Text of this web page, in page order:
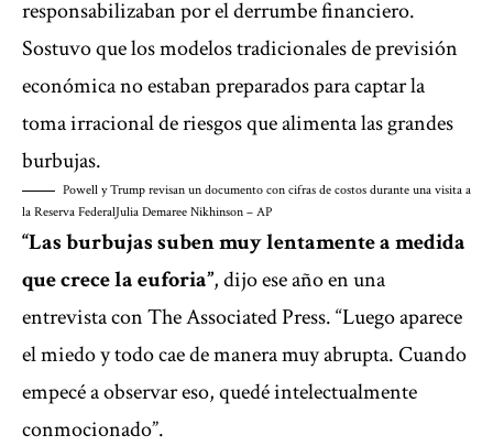
responsabilizaban por el derrumbe financiero.
Sostuvo que los modelos tradicionales de previsión
económica no estaban preparados para captar la
toma irracional de riesgos que alimenta las grandes
burbujas.
Powell y Trump revisan un documento con cifras de costos durante una visita a
la Reserva FederalJulia Demaree Nikhinson – AP
“Las burbujas suben muy lentamente a medida
que crece la euforia”, dijo ese año en una
entrevista con The Associated Press. “Luego aparece
el miedo y todo cae de manera muy abrupta. Cuando
empecé a observar eso, quedé intelectualmente
conmocionado”.